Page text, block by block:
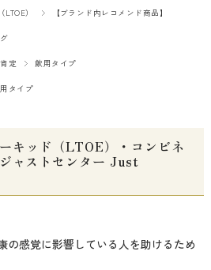
） 【ブランド内レコメンド商品】
定 飲用タイプ
タイプ
キッド（LTOE）・コンビネ
ャストセンター Just
の感覚に影響している人を助けるため